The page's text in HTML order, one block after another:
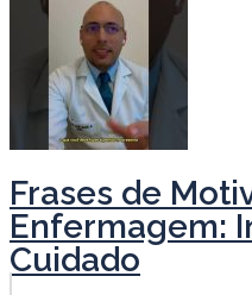
Frases de
Enfermagem:
Cuidado